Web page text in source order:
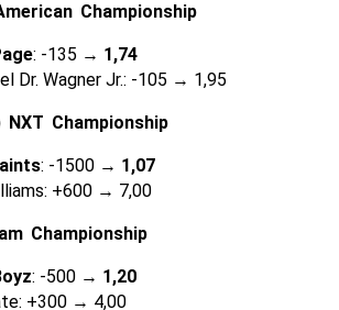
Championship
: -135 → 1,74
Dr. Wagner Jr.: -105 → 1,95
NXT Championship
: -1500 → 1,07
+600 → 7,00
Championship
: -500 → 1,20
+300 → 4,00